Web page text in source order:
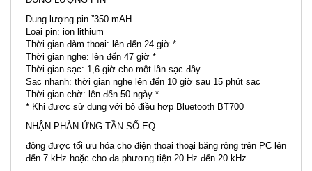
Dung lượng pin ”350 mAH
Loại pin: ion lithium
Thời gian đàm thoại: lên đến 24 giờ *
Thời gian nghe: lên đến 47 giờ *
Thời gian sạc: 1,6 giờ cho một lần sạc đầy
Sạc nhanh: thời gian nghe lên đến 10 giờ sau 15 phút sạc
Thời gian chờ: lên đến 50 ngày *
* Khi được sử dụng với bộ điều hợp Bluetooth BT700
NHẬN PHẢN ỨNG TẦN SỐ EQ
động được tối ưu hóa cho điện thoại thoại băng rộng trên PC lên
đến 7 kHz hoặc cho đa phương tiện 20 Hz đến 20 kHz